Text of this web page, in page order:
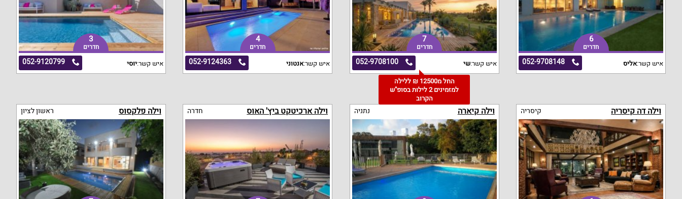
6
חדרים
052-9708148 איש קשר:אליס
7
חדרים
052-9708100 איש קשר:שי
החל מ12500 ₪ ללילה
למזמינים 2 לילות בסופ"ש
הקרוב
4
חדרים
052-9124363 איש קשר:אנטוני
3
חדרים
052-9120799 איש קשר:יוסי
וילה דה קיסריה קיסריה וילה קיארה נתניה וילה ארכיטקט ביץ' האוס חדרה וילה פלקסוס ראשון לציון